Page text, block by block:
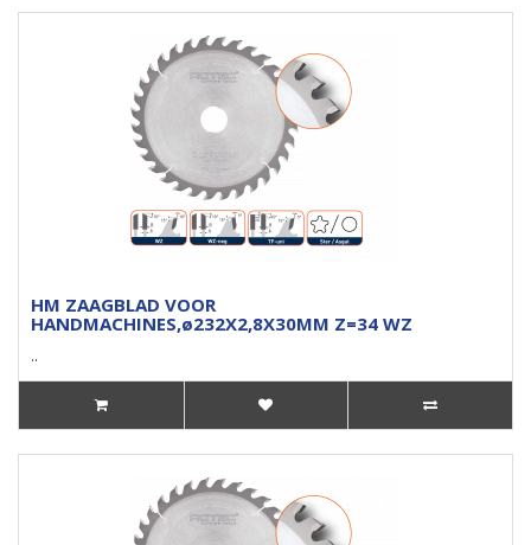
HM ZAAGBLAD VOOR
HANDMACHINES,ø232X2,8X30MM Z=34 WZ
..